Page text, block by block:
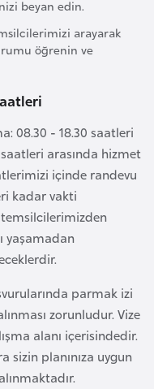
beyan edin.
arayarak
öğrenin ve
08.30 - 18.30 saatleri
arasında hizmet
içinde randevu
kadar vakti
yaşamadan
parmak izi
zorunludur. Vize
alanı içerisindedir.
sizin planınıza uygun